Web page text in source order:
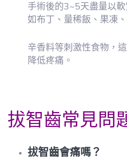
手術後的3~5天盡量以
如布丁、量稀飯、果凍
辛香料等刺激性食物，
降低疼痛。
拔智齒常見問
拔智齒會痛嗎？